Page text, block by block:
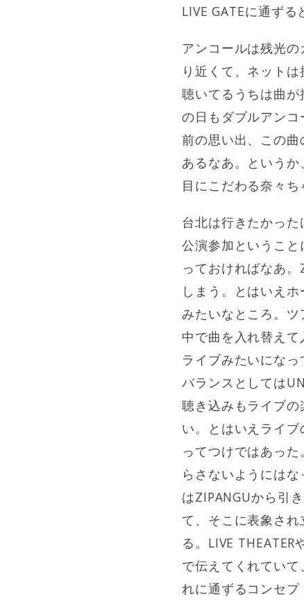
LIVE GATEに通ずる
アンコールは残光
り近くて、ネット
聴いてるうちは曲
の日もダブルアン
前の思い出、この
あるなあ。という
目にこだわる奈々ち
台北は行きたかっ
公演参加というこ
っておければなあ
しまう。とはいえ
みたいなところ。
中で曲を入れ替え
ライブみたいにな
バランスとしては
聴き込みもライブ
い。とはいえライ
ってつけではあっ
らさないようには
はZIPANGUから引
て、そこに表象さ
る。LIVE
で伝えてくれてい
れに通ずるコンセプ